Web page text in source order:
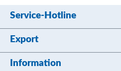
Service-Hotline
Export
Information